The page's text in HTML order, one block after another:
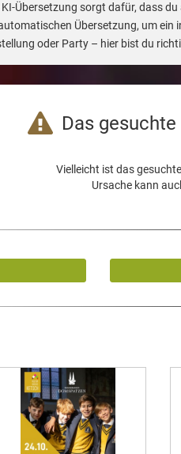
Übersetzung sorgt dafür, dass
Übersetzung, um ein
oder Party – hier bist du
Das
Vielleicht ist das
Ursache kann